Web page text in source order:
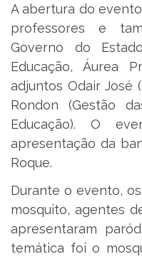
A abertura do
professores e
Governo do
Educação, Áurea
adjuntos Odair José
Rondon (Gestão
Educação). O
apresentação da
Roque.
Durante o evento,
mosquito, agentes
apresentaram
temática foi o